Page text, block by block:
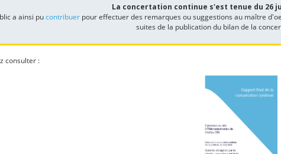
La concertation continue s'est tenue du 26
a ainsi pucontribuer pour effectuer des remarques ou suggestions au maître
suites de la publication du bilan de la
consulter :